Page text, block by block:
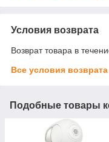
Условия возврата
Возврат товара в
Все условия возврата
Подобные товары